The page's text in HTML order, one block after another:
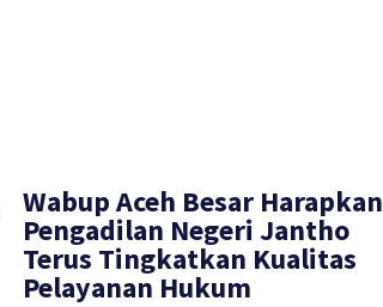
Wabup Aceh Besar Harapkan
Pengadilan Negeri Jantho
Terus Tingkatkan Kualitas
Pelayanan Hukum